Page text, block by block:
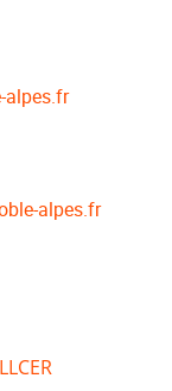
alpes.fr
alpes.fr